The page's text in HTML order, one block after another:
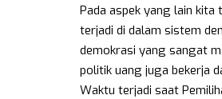
Pada aspek yang lain kita
terjadi di dalam sistem
demokrasi yang sangat
politik uang juga bekerja
Waktu terjadi saat